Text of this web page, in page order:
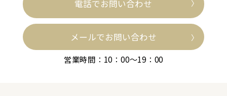
電話でお問い合わせ
メールでお問い合わせ
営業時間：10：00～19：00